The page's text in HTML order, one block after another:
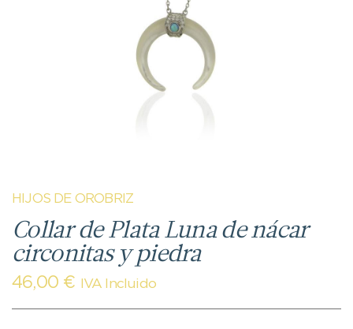
HIJOS DE OROBRIZ
Collar de Plata Luna de nácar
circonitas y piedra
46,00 € IVA Incluido